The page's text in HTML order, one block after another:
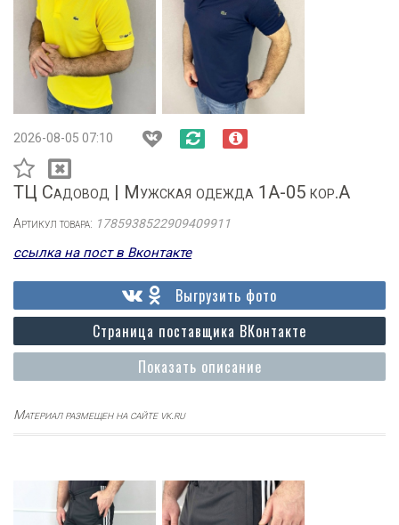
2026-08-05 07:10
ТЦ Садовод | Мужская одежда 1А-05 кор.А
Артикул товара: 1785938522909409911
ссылка на пост в Вконтакте
Показать описание
Страница поставщика ВКонтакте
Выгрузить фото
Материал размещен на сайте vk.ru